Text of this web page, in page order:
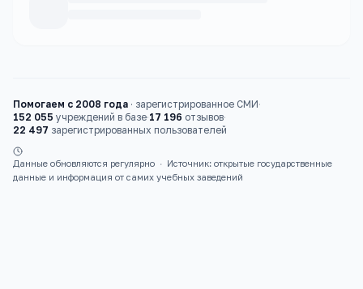
Помогаем с 2008 года · зарегистрированное СМИ·
152 055 учреждений в базе·17 196 отзывов·
22 497 зарегистрированных пользователей
Данные обновляются регулярно ·
Источник: открытые государственные
данные и информация от самих учебных заведений